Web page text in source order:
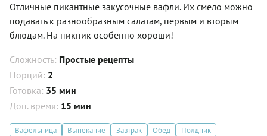
Отличные пикантные закусочные вафли. Их смело можно
подавать к разнообразным салатам, первым и вторым
блюдам. На пикник особенно хороши!
Сложность: Простые рецепты
Порций: 2
Готовка: 35 мин
Доп. время: 15 мин
Вафельница Выпекание Завтрак Обед
Полдник